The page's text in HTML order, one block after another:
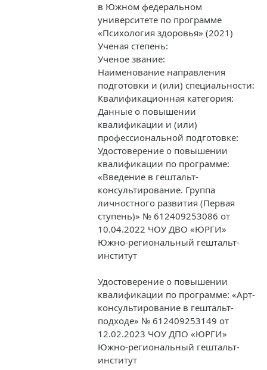
в Южном федеральном
университете по программе
«Психология здоровья» (2021)
Ученая степень:
Ученое звание:
Наименование направления
подготовки и (или) специальности:
Квалификационная категория:
Данные о повышении
квалификации и (или)
профессиональной подготовке:
Удостоверение о повышении
квалификации по программе:
«Введение в гештальт-
консультирование. Группа
личностного развития (Первая
ступень)» № 612409253086 от
10.04.2022 ЧОУ ДВО «ЮРГИ»
Южно-региональный гештальт-
институт
Удостоверение о повышении
квалификации по программе: «Арт-
консультирование в гештальт-
подходе» № 612409253149 от
12.02.2023 ЧОУ ДПО «ЮРГИ»
Южно-региональный гештальт-
институт